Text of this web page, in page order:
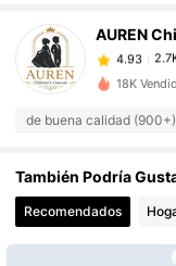
AUREN
4.93
4.93
4.93
4.93
4.93
4.93
18K
de buena calidad (900+)
También Podría
Recomendados